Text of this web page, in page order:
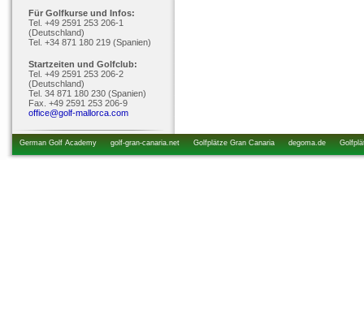
Für Golfkurse und Infos:
Tel. +49 2591 253 206-1
(Deutschland)
Tel. +34 871 180 219 (Spanien)
Startzeiten und Golfclub:
Tel. +49 2591 253 206-2
(Deutschland)
Tel. 34 871 180 230 (Spanien)
Fax. +49 2591 253 206-9
office@golf-mallorca.com
German Golf Academy golf-gran-canaria.net Golfplätze Gran Canaria degoma.de
startzeiten.de golfkurs-urlaub.de